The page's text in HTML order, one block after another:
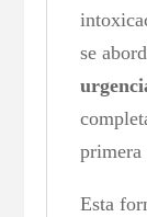
se
primera
Esta